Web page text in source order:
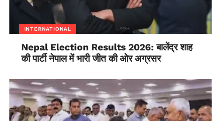
INTERNATIONAL
Nepal Election Results 2026: बालेंद्र शाह
की पार्टी नेपाल में भारी जीत की ओर अग्रसर